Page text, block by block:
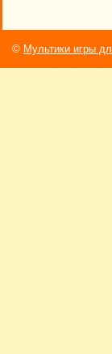
© Мультики игры